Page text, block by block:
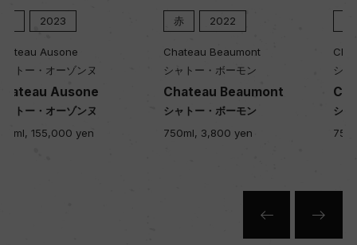
土壌
粘土石灰質、表土は薄く、母岩に根が届く
品質分類・原産地呼称
A.O.C.ジュヴレ・シャンベルタン プルミエ・クリ
ュ
赤
Chateau Beaumont
シャトー・ボーモン
Chateau Beaumont
シャトー・ボーモン
750ml, 3,800 yen
赤
Chateau Beaumont
シャトー・ボーモン
Chateau Beaumont
シャトー・ボーモン
750ml, 3,800 yen